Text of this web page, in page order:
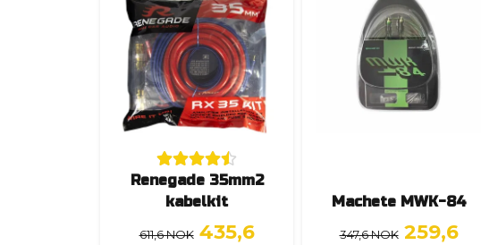
Renegade 35mm2
kabelkit
611,6 NOK 435,6
Machete MWK-84
347,6 NOK 259,6